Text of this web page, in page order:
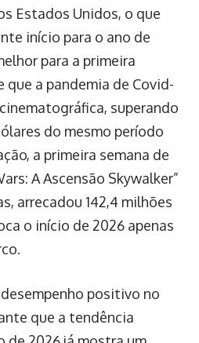
Estados Unidos, o que
início para o ano de
para a primeira
que a pandemia de Covid-
superando
do mesmo período
a primeira semana de
A Ascensão Skywalker”
arrecadou 142,4 milhões
o início de 2026 apenas
positivo no
que a tendência